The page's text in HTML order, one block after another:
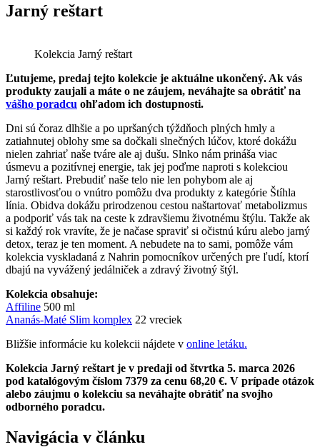
Jarný reštart
Kolekcia Jarný reštart
Ľutujeme, predaj tejto kolekcie je aktuálne ukončený. Ak vás
produkty zaujali a máte o ne záujem, neváhajte sa obrátiť na
vášho poradcu ohľadom ich dostupnosti.
Dni sú čoraz dlhšie a po upršaných týždňoch plných hmly a
zatiahnutej oblohy sme sa dočkali slnečných lúčov, ktoré dokážu
nielen zahriať naše tváre ale aj dušu. Slnko nám prináša viac
úsmevu a pozitívnej energie, tak jej poďme naproti s kolekciou
Jarný reštart. Prebudiť naše telo nie len pohybom ale aj
starostlivosťou o vnútro pomôžu dva produkty z kategórie Štíhla
línia. Obidva dokážu prirodzenou cestou naštartovať metabolizmus
a podporiť vás tak na ceste k zdravšiemu životnému štýlu. Takže ak
si každý rok vravíte, že je načase spraviť si očistnú kúru alebo jarný
detox, teraz je ten moment. A nebudete na to sami, pomôže vám
kolekcia vyskladaná z Nahrin pomocníkov určených pre ľudí, ktorí
dbajú na vyvážený jedálniček a zdravý životný štýl.
Kolekcia obsahuje:
Affiline 500 ml
Ananás-Maté Slim komplex 22 vreciek
Bližšie informácie ku kolekcii nájdete v online letáku.
Kolekcia Jarný reštart je v predaji od štvrtka 5. marca 2026
pod katalógovým číslom 7379 za cenu 68,20 €. V prípade otázok
alebo záujmu o kolekciu sa neváhajte obrátiť na svojho
odborného poradcu.
Navigácia v článku